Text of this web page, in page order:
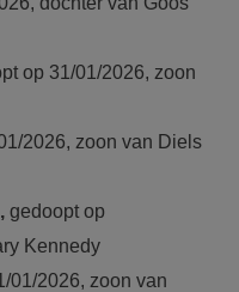
op 31/01/2026, zoon
2026, zoon van Diels
gedoopt op
Kennedy
01/2026, zoon van